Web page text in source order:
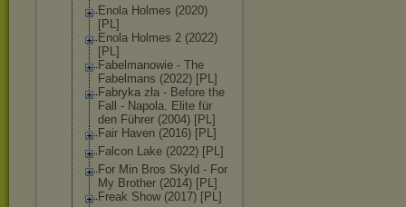
Enola Holmes (2020)
[PL]
Enola Holmes 2 (2022)
[PL]
Fabelmanowie - The
Fabelmans (2022) [PL]
Fabryka zła - Before the
Fall - Napola. Elite für
den Führer (2004) [PL]
Fair Haven (2016) [PL]
Falcon Lake (2022) [PL]
For Min Bros Skyld - For
My Brother (2014) [PL]
Freak Show (2017) [PL]